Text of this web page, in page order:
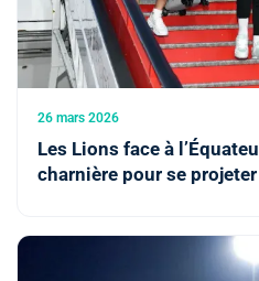
26 mars 2026
Les Lions face à
charnière pour se